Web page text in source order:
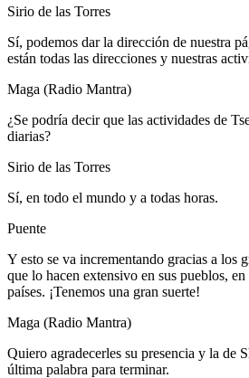
Sirio de las Torres
Sí, podemos dar la dirección de nuestra
están todas las direcciones y nuestras
Maga (Radio Mantra)
¿Se podría decir que las actividades de
diarias?
Sirio de las Torres
Sí, en todo el mundo y a todas horas.
Puente
Y esto se va incrementando gracias a los
que lo hacen extensivo en sus pueblos, en
países. ¡Tenemos una gran suerte!
Maga (Radio Mantra)
Quiero agradecerles su presencia y la de
última palabra para terminar.